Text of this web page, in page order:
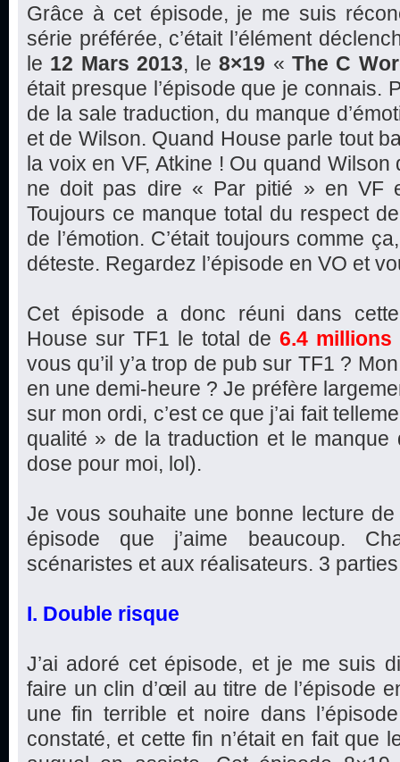
Grâce à cet épisode, je me suis
série préférée, c’était l’élément
le 12 Mars 2013, le8×19 « The C
était presque l’épisode que je connais.
de la sale traduction, du manque
et de Wilson. Quand House parle tout
la voix en VF, Atkine ! Ou quand Wilson
ne doit pas dire « Par pitié » en VF
Toujours ce manque total du respect
de l’émotion. C’était toujours comme
déteste. Regardez l’épisode en VO et
Cet épisode a donc réuni dans
House sur TF1 le total de6.4 millions
vous qu’il y’a trop de pub sur TF1 ?
en une demi-heure ? Je préfère
sur mon ordi, c’est ce que j’ai fait
qualité » de la traduction et le manque
dose pour moi, lol).
Je vous souhaite une bonne lecture
épisode que j’aime beaucoup.
scénaristes et aux réalisateurs. 3 parties
I. Double risque
J’ai adoré cet épisode, et je me suis
faire un clin d’œil au titre de l’épisode
une fin terrible et noire dans
constaté, et cette fin n’était en fait que